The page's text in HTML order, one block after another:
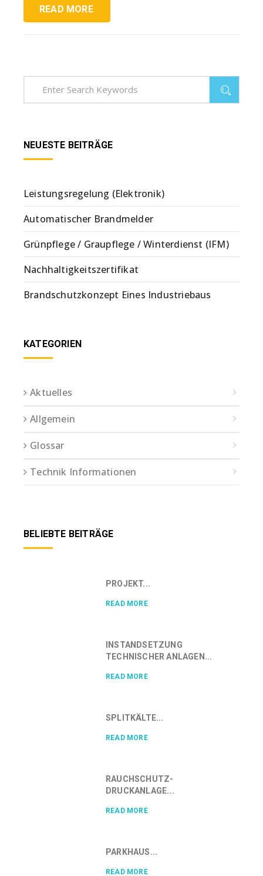
READ MORE
NEUESTE BEITRÄGE
Leistungsregelung (Elektronik)
Automatischer Brandmelder
Grünpflege / Graupflege / Winterdienst (IFM)
Nachhaltigkeitszertifikat
Brandschutzkonzept Eines Industriebaus
KATEGORIEN
Aktuelles
Allgemein
Glossar
Technik Informationen
BELIEBTE BEITRÄGE
PROJEKT...
READ MORE
INSTANDSETZUNG
TECHNISCHER ANLAGEN...
READ MORE
SPLITKÄLTE...
READ MORE
RAUCHSCHUTZ-
DRUCKANLAGE...
READ MORE
PARKHAUS...
READ MORE